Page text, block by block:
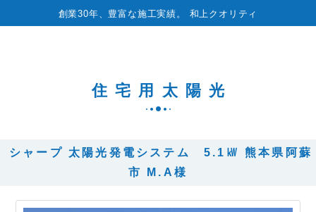
創業30年、豊富な施工実績。 和上クオリティ
住宅用太陽光
シャープ 太陽光発電システム 5.1㎾ 熊本県阿蘇
市 M.A様